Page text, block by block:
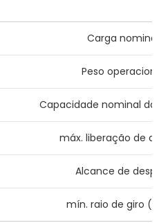
Carga nominal
Peso
Capacidade nominal
máx. liberação de
Alcance de
mín. raio de giro